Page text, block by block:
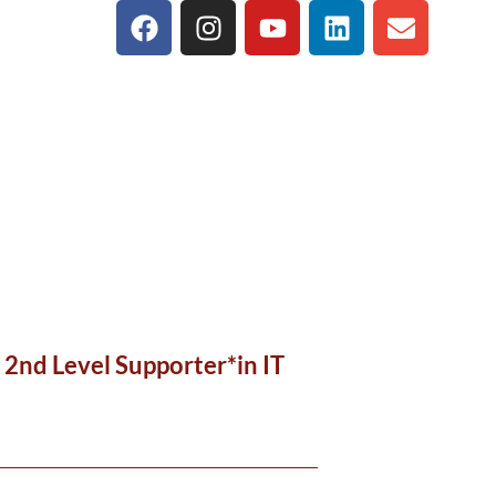
Level Supporter*in IT